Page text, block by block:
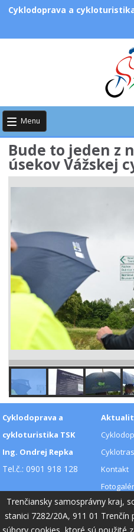
Trenčiansky samosprávny kraj,
stanici 7282/20A, 911 01
Cyklodoprava a
Menu
Bude to jeden z
úsekov Vážskej
Cyklodoprava a
cykloturistika TSK
Ing. Ondrej Repka
Tel.č.: 0901 918 128
Kontakt